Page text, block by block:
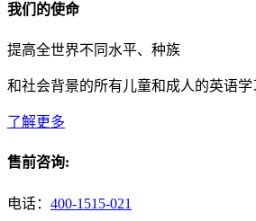
我们的使命
提高全世界不同水平、种族
和社会背景的所有儿童和成人的英语学
了解更多
售前咨询:
电话： 400-1515-021